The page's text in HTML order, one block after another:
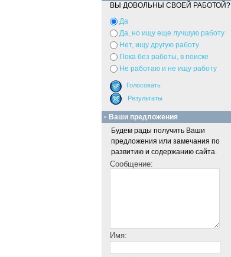
ВЫ ДОВОЛЬНЫ СВОЕЙ РАБОТОЙ?
Да
Да, но ищу еще лучшую работу
Нет, ищу другую работу
Пока без работы, в поиске
Не работаю и не ищу работу
Ваши предложения
Будем рады получить Ваши
предложения или замечания по
развитию и содержанию сайта.
Сообщение:
Имя: